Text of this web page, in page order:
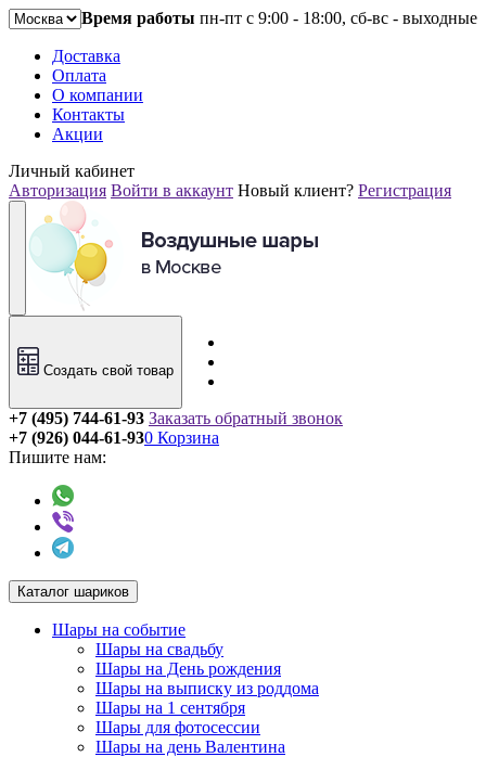
Время работы пн-пт с 9:00 - 18:00, сб-вс - выходные
Доставка
Оплата
О компании
Контакты
Акции
Личный кабинет
Авторизация Войти в аккаунт Новый клиент? Регистрация
Создать свой товар
+7 (495) 744-61-93 Заказать обратный звонок
+7 (926) 044-61-93
Пишите нам:
0 Корзина
Каталог шариков
Шары на событие
Шары на свадьбу
Шары на День рождения
Шары на выписку из роддома
Шары на 1 сентября
Шары для фотосессии
Шары на день Валентина